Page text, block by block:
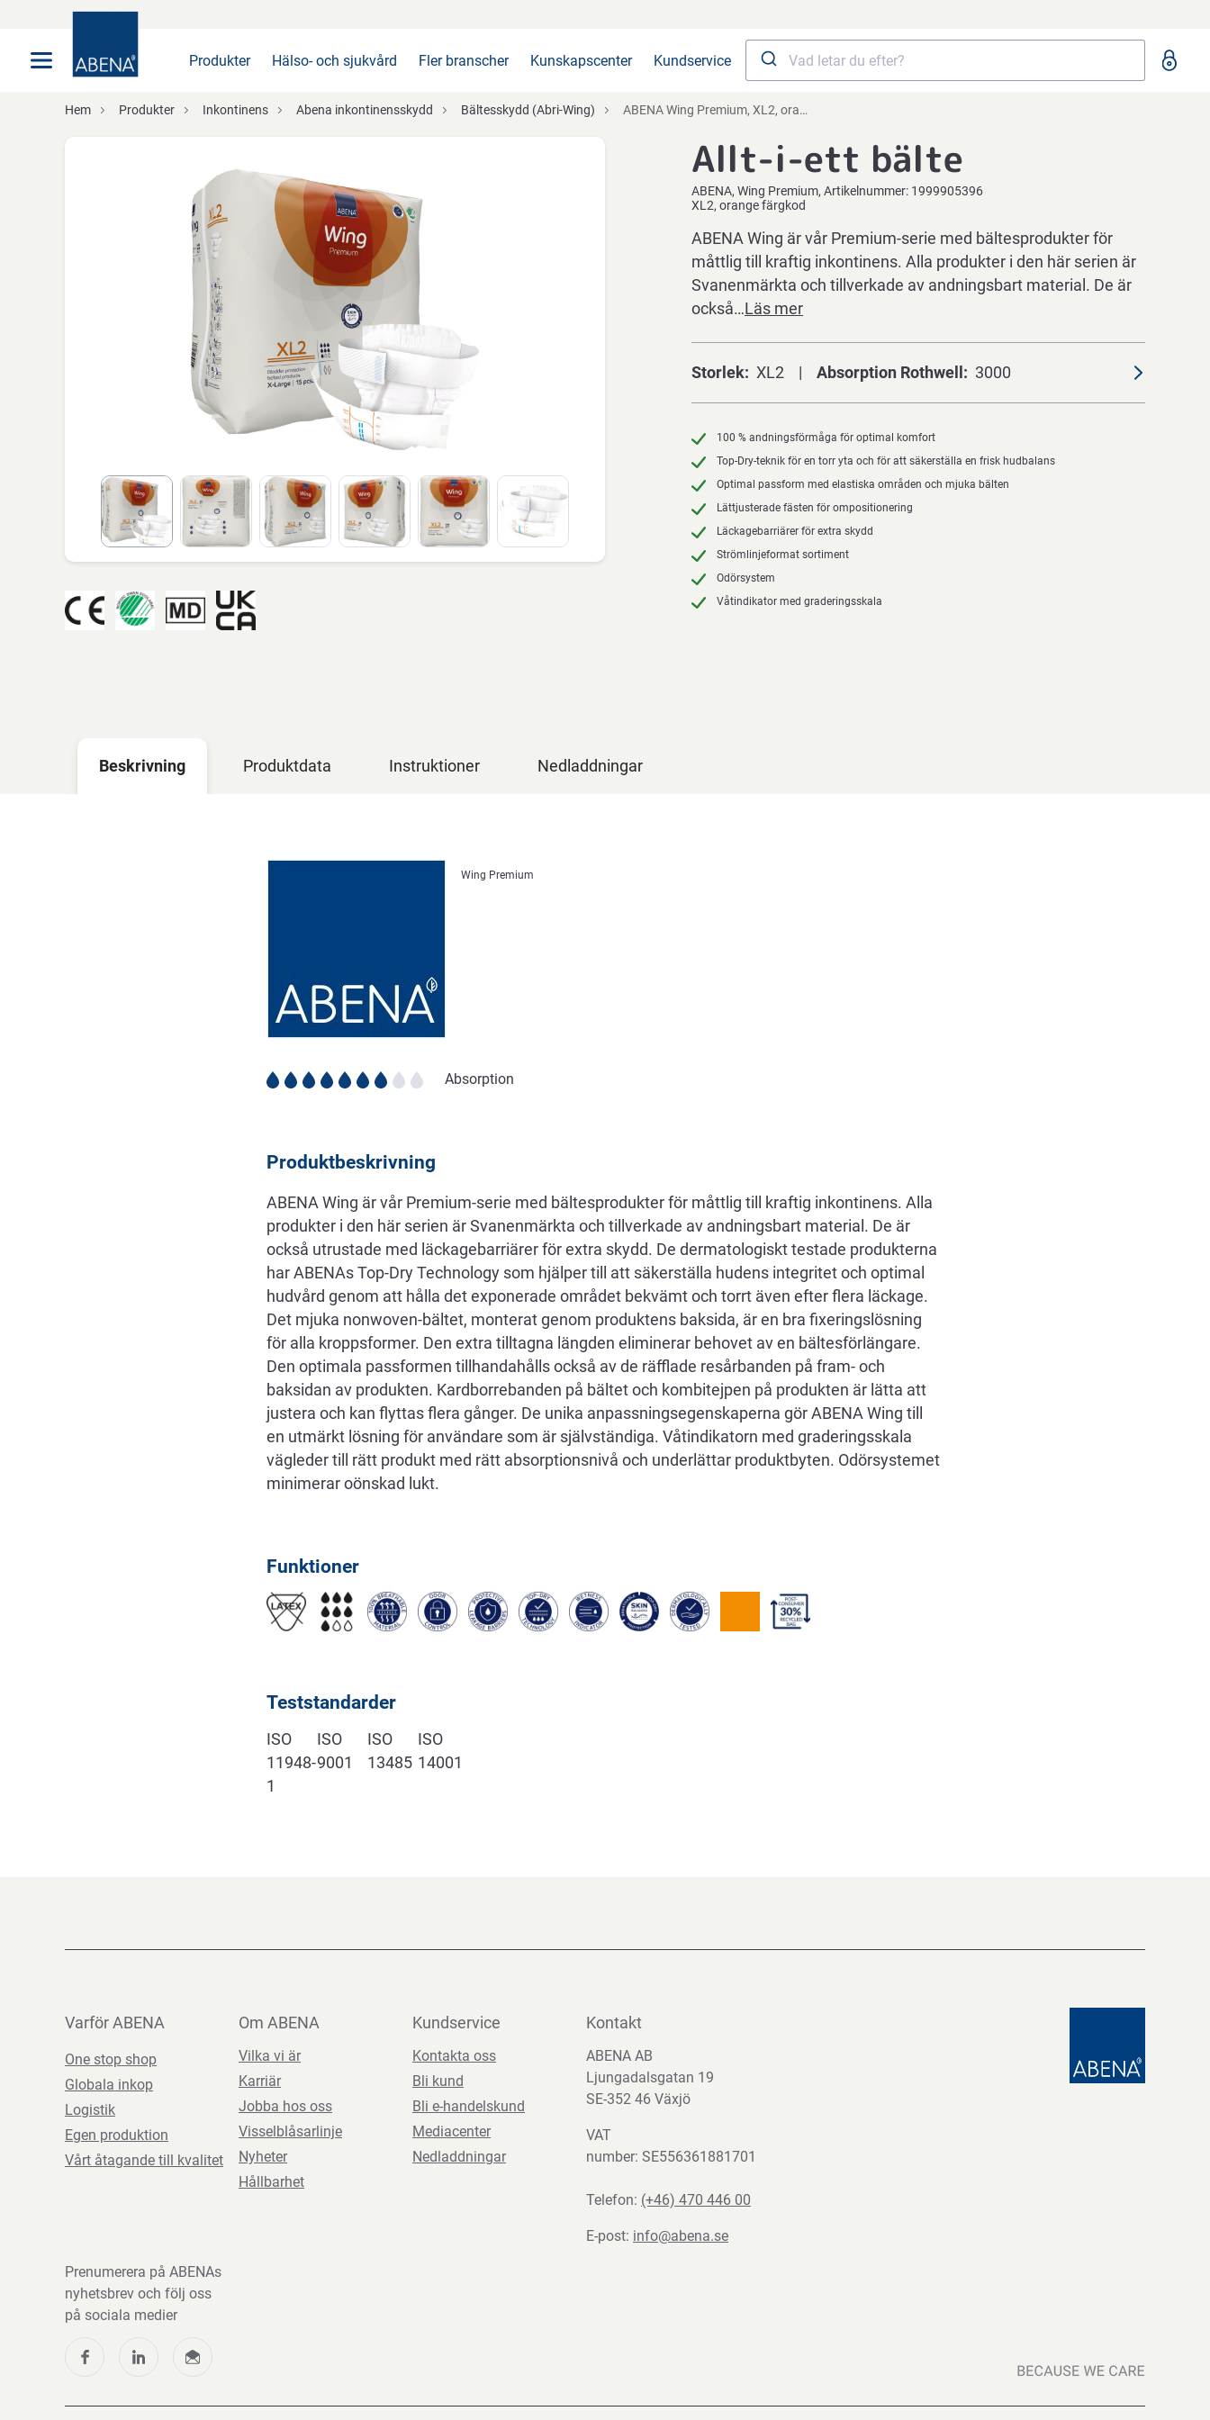
Produkter Hälso- och sjukvård Fler branscher Kunskapscenter Kundservice
Hem Produkter Inkontinens Abena inkontinensskydd Bältesskydd (Abri-Wing) ABENA Wing Premium, XL2, orange färgkod
Allt-i-ett bälte
ABENA Wing Premium Artikelnummer: 1999905396
XL2, orange färgkod
ABENA Wing är vår Premium-serie med bältesprodukter för
måttlig till kraftig inkontinens. Alla produkter i den här serien är
Svanenmärkta och tillverkade av andningsbart material. De är
också…Läs mer
Storlek XL2 Absorption Rothwell 3000
100 % andningsförmåga för optimal komfort
Top-Dry-teknik för en torr yta och för att säkerställa en frisk hudbalans
Optimal passform med elastiska områden och mjuka bälten
Lättjusterade fästen för ompositionering
Läckagebarriärer för extra skydd
Strömlinjeformat sortiment
Odörsystem
Våtindikator med graderingsskala
Beskrivning Produktdata Instruktioner Nedladdningar
Beskrivning
Wing Premium
Absorption
Produktbeskrivning
ABENA Wing är vår Premium-serie med bältesprodukter för måttlig till kraftig inkontinens. Alla
produkter i den här serien är Svanenmärkta och tillverkade av andningsbart material. De är
också utrustade med läckagebarriärer för extra skydd. De dermatologiskt testade produkterna
har ABENAs Top-Dry Technology som hjälper till att säkerställa hudens integritet och optimal
hudvård genom att hålla det exponerade området bekvämt och torrt även efter flera läckage.
Det mjuka nonwoven-bältet, monterat genom produktens baksida, är en bra fixeringslösning
för alla kroppsformer. Den extra tilltagna längden eliminerar behovet av en bältesförlängare.
Den optimala passformen tillhandahålls också av de räfflade resårbanden på fram- och
baksidan av produkten. Kardborrebanden på bältet och kombitejpen på produkten är lätta att
justera och kan flyttas flera gånger. De unika anpassningsegenskaperna gör ABENA Wing till
en utmärkt lösning för användare som är självständiga. Våtindikatorn med graderingsskala
vägleder till rätt produkt med rätt absorptionsnivå och underlättar produktbyten. Odörsystemet
minimerar oönskad lukt.
Funktioner
Teststandarder
ISO
11948-
1
ISO
9001
ISO
13485
ISO
14001
Varför ABENA
One stop shop
Globala inkop
Logistik
Egen produktion
Vårt åtagande till kvalitet
Om ABENA
Vilka vi är
Karriär
Jobba hos oss
Visselblåsarlinje
Nyheter
Hållbarhet
Kundservice
Kontakta oss
Bli kund
Bli e-handelskund
Mediacenter
Nedladdningar
Kontakt
ABENA AB
Ljungadalsgatan 19
SE-352 46 Växjö
VAT
number: SE556361881701
Telefon: (+46) 470 446 00
E-post: info@abena.se
Prenumerera på ABENAs
nyhetsbrev och följ oss
på sociala medier